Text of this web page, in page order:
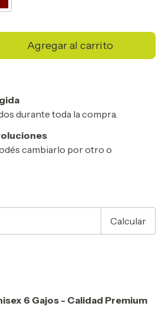
durante toda la compra.
cambiarlo por otro o
Calcular
6 Gajos - Calidad Premium